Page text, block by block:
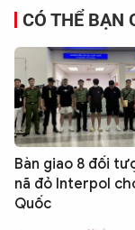
CÓ THỂ BẠN
Bàn giao 8 đối
nã đỏ Interpol
Quốc